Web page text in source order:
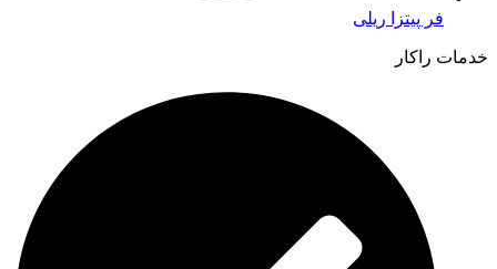
فر پیتزا ریلی
خدمات راکار